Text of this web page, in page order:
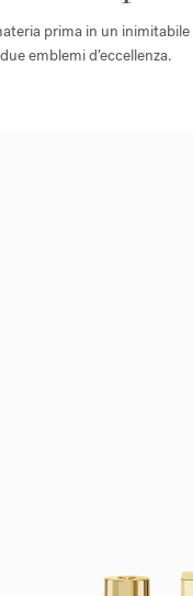
prima in un
emblemi d’eccellenza.